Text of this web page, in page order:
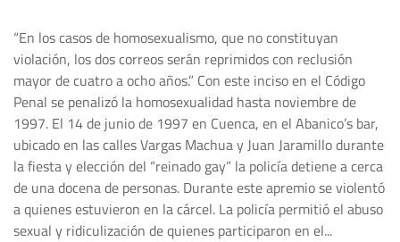
“En los casos de homosexualismo, que no constituyan
violación, los dos correos serán reprimidos con reclusión
mayor de cuatro a ocho años.” Con este inciso en el Código
Penal se penalizó la homosexualidad hasta noviembre de
1997. El 14 de junio de 1997 en Cuenca, en el Abanico’s bar,
ubicado en las calles Vargas Machua y Juan Jaramillo durante
la fiesta y elección del “reinado gay” la policía detiene a cerca
de una docena de personas. Durante este apremio se violentó
a quienes estuvieron en la cárcel. La policía permitió el abuso
sexual y ridiculización de quienes participaron en el...